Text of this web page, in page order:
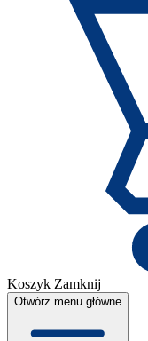
Koszyk Zamknij
Otwórz menu główne